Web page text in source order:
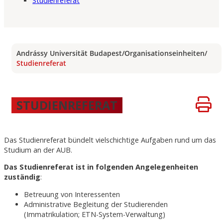
Andrássy Universität Budapest/Organisationseinheiten/
Studienreferat
STUDIENREFERAT
Das Studienreferat bündelt vielschichtige Aufgaben rund um das
Studium an der AUB.
Das Studienreferat ist in folgenden Angelegenheiten
zuständig:
Betreuung von Interessenten
Administrative Begleitung der Studierenden
(Immatrikulation; ETN-System-Verwaltung)